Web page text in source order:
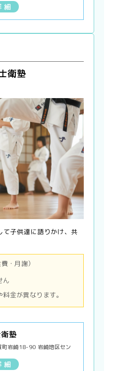
細
衛塾
子供達に語りかけ、共
・月謝）
ん
金が異なります。
塾
町岩崎18-90 岩崎地区セン
細